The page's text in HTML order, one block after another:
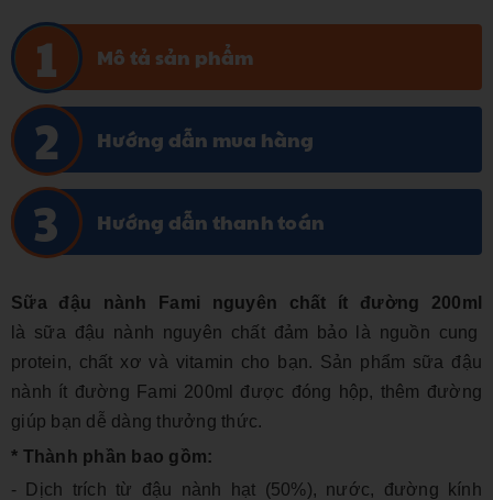
Mô tả sản phẩm
Hướng dẫn mua hàng
Hướng dẫn thanh toán
Sữa đậu nành Fami nguyên chất ít đường 200ml
là sữa đậu nành nguyên chất đảm bảo là nguồn cung
protein, chất xơ và vitamin cho bạn. Sản phẩm sữa đậu
nành ít đường Fami 200ml
được đóng hộp, thêm đường
giúp bạn dễ dàng thưởng thức.
* Thành phần bao gồm:
- Dịch trích từ đậu nành hạt (50%), nước, đường kính